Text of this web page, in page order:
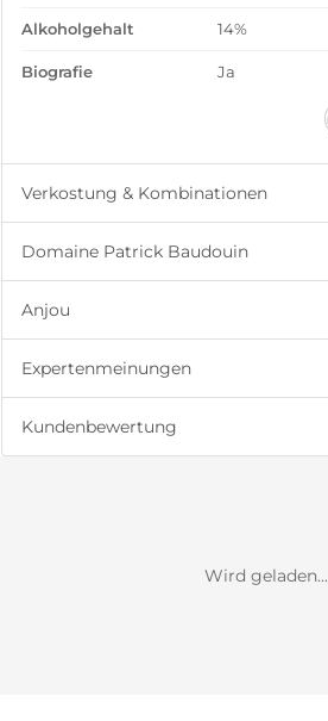
Alkoholgehalt 14%
Biografie Ja
Verkostung & Kombinationen
Domaine Patrick Baudouin
Anjou
Expertenmeinungen
Kundenbewertung
Wird geladen...